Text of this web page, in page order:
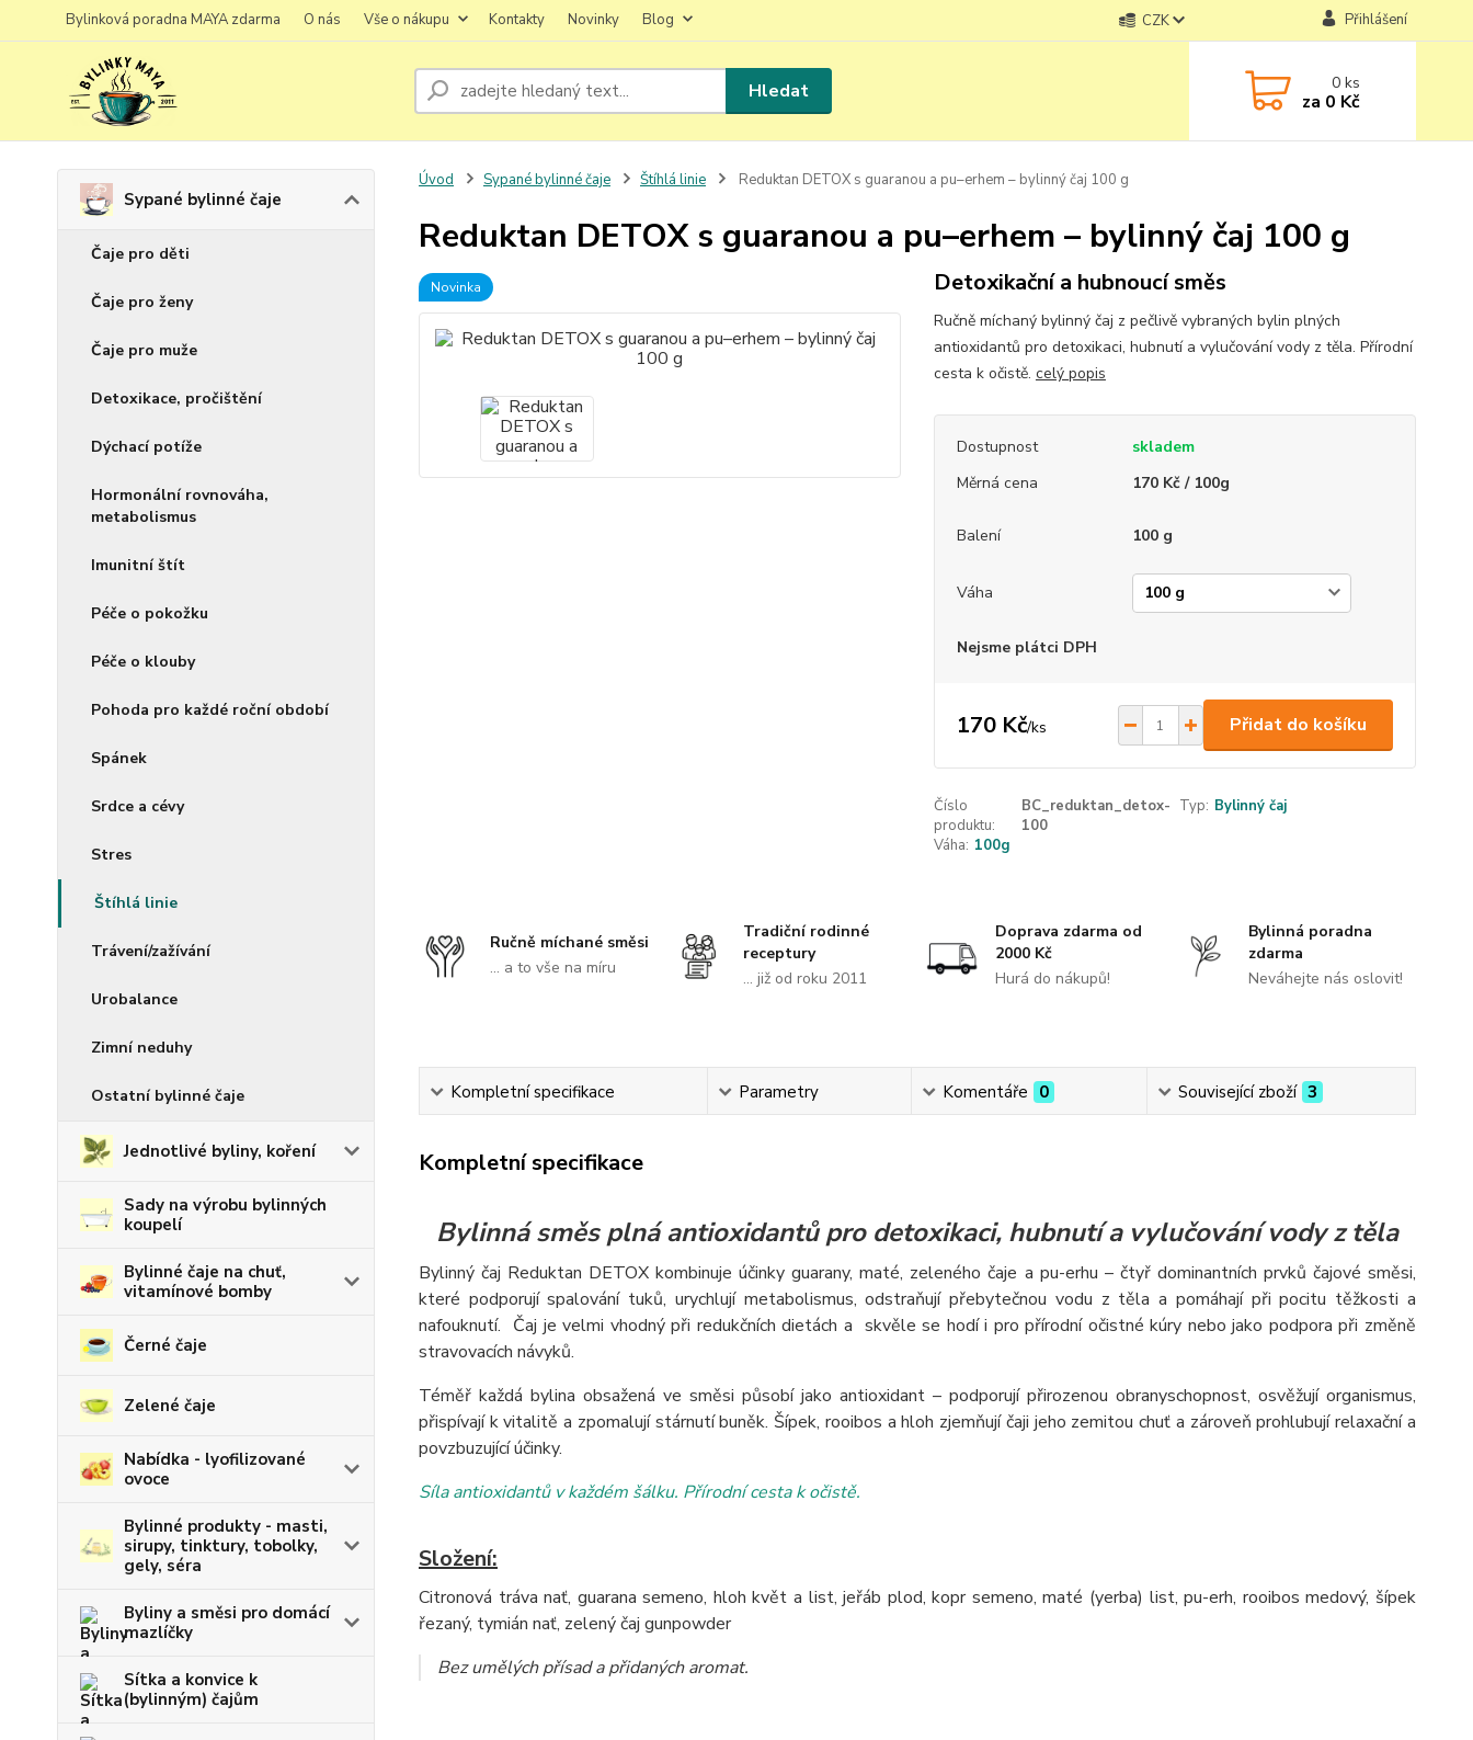
Bylinková poradna MAYA zdarma O nás Vše o nákupu Kontakty Novinky Blog CZK Přihlášení
Hledat 0ks
za 0 Kč
Sypané bylinné čaje
Čaje pro děti
Čaje pro ženy
Čaje pro muže
Detoxikace, pročištění
Dýchací potíže
Hormonální rovnováha,
metabolismus
Imunitní štít
Péče o pokožku
Péče o klouby
Pohoda pro každé roční období
Spánek
Srdce a cévy
Stres
Štíhlá linie
Trávení/zažívání
Urobalance
Zimní neduhy
Ostatní bylinné čaje
Jednotlivé byliny, koření
Sady na výrobu bylinných
koupelí
Bylinné čaje na chuť,
vitamínové bomby
Černé čaje
Zelené čaje
Nabídka - lyofilizované
ovoce
Bylinné produkty - masti,
sirupy, tinktury, tobolky,
gely, séra
Byliny a směsi pro domácí
mazlíčky
Sítka a konvice k
(bylinným) čajům
Úvod Sypané bylinné čaje Štíhlá linie Reduktan DETOX s guaranou a pu–erhem – bylinný čaj 100 g
Reduktan DETOX s guaranou a pu–erhem – bylinný čaj 100 g
Novinka Detoxikační a hubnoucí směs
Ručně míchaný bylinný čaj z pečlivě vybraných bylin plných
antioxidantů pro detoxikaci, hubnutí a vylučování vody z těla. Přírodní
cesta k očistě. celý popis
Dostupnost
skladem
Měrná cena
170 Kč / 100g
Balení 100 g
Váha
Nejsme plátci DPH
170 Kč/ks Přidat do košíku
Číslo
produktu:
BC_reduktan_detox-
100
Typ: Bylinný čaj
Váha: 100g
Ručně míchané směsi
... a to vše na míru
Tradiční rodinné
receptury
... již od roku 2011
Doprava zdarma od
2000 Kč
Hurá do nákupů!
Bylinná poradna
zdarma
Neváhejte nás oslovit!
Kompletní specifikace Parametry Komentáře 0 Související zboží 3
Kompletní specifikace
Bylinná směs plná antioxidantů pro detoxikaci, hubnutí a vylučování vody z těla
Bylinný čaj Reduktan DETOX kombinuje účinky guarany, maté, zeleného čaje a pu-erhu – čtyř dominantních prvků čajové směsi,
které podporují spalování tuků, urychlují metabolismus, odstraňují přebytečnou vodu z těla a pomáhají při pocitu těžkosti a
nafouknutí. Čaj je velmi vhodný při redukčních dietách a skvěle se hodí i pro přírodní očistné kúry nebo jako podpora při změně
stravovacích návyků.
Téměř každá bylina obsažená ve směsi působí jako antioxidant – podporují přirozenou obranyschopnost, osvěžují organismus,
přispívají k vitalitě a zpomalují stárnutí buněk. Šípek, rooibos a hloh zjemňují čaji jeho zemitou chuť a zároveň prohlubují relaxační a
povzbuzující účinky.
Síla antioxidantů v každém šálku. Přírodní cesta k očistě.
Složení:
Citronová tráva nať, guarana semeno, hloh květ a list, jeřáb plod, kopr semeno, maté (yerba) list, pu-erh, rooibos medový, šípek
řezaný, tymián nať, zelený čaj gunpowder
Bez umělých přísad a přidaných aromat.